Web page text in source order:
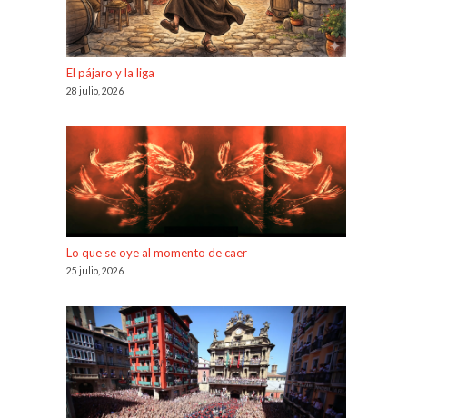
El pájaro y la liga
28 julio, 2026
Lo que se oye al momento de caer
25 julio, 2026